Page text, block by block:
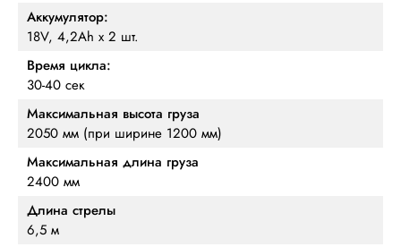
Аккумулятор:
18V, 4,2Ah х 2 шт.
Время цикла:
30-40 сек
Максимальная высота груза
2050 мм (при ширине 1200 мм)
Максимальная длина груза
2400 мм
Длина стрелы
6,5 м